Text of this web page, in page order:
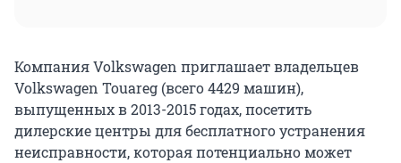
Компания Volkswagen приглашает владельцев
Volkswagen Touareg (всего 4429 машин),
выпущенных в 2013-2015 годах, посетить
дилерские центры для бесплатного устранения
неисправности, которая потенциально может